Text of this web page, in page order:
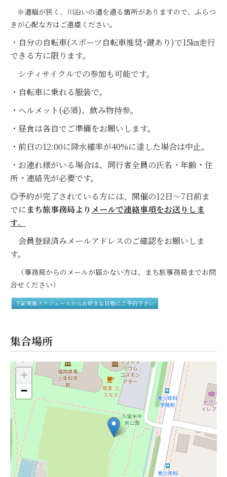
※道幅が狭く、川沿いの道を通る箇所がありますので、ふらつ
きが心配な方はご遠慮ください。
・自分の自転車(スポーツ自転車推奨･鍵あり)で15㎞走行
できる方に限ります。
シティサイクルでの参加も可能です。
・自転車に乗れる服装で。
・ヘルメット(必須)、飲み物持参。
・昼食は各自でご準備をお願いします。
・前日の12:00に降水確率が40%に達した場合は中止。
・お連れ様がいる場合は、同行者全員の氏名・年齢・住
所・連絡先が必要です。
◎予約が完了されている方には、開催の12日～7日前ま
でにまち旅事務局より メールで連絡事項をお送りしま
す。
会員登録済みメールアドレスのご確認をお願いしま
す。
（事務局からのメールが届かない方は、まち旅事務局までお問
合せください）
下記実施スケジュールからお好きな日程にご予約下さい
集合場所
+
−